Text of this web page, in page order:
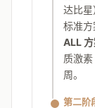
达比
标准方
ALL
质激
周。
第二阶